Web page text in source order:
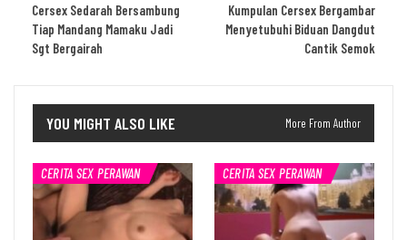
Cersex Sedarah Bersambung
Tiap Mandang Mamaku Jadi
Sgt Bergairah
Kumpulan Cersex Bergambar
Menyetubuhi Biduan Dangdut
Cantik Semok
YOU MIGHT ALSO LIKE More From Author
CERITA SEX PERAWAN CERITA SEX PERAWAN